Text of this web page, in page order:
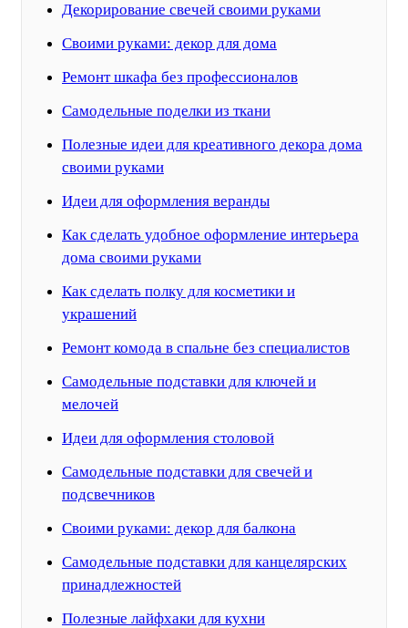
Декорирование свечей своими руками
Своими руками: декор для дома
Ремонт шкафа без профессионалов
Самодельные поделки из ткани
Полезные идеи для креативного декора дома
своими руками
Идеи для оформления веранды
Как сделать удобное оформление интерьера
дома своими руками
Как сделать полку для косметики и
украшений
Ремонт комода в спальне без специалистов
Самодельные подставки для ключей и
мелочей
Идеи для оформления столовой
Самодельные подставки для свечей и
подсвечников
Своими руками: декор для балкона
Самодельные подставки для канцелярских
принадлежностей
Полезные лайфхаки для кухни